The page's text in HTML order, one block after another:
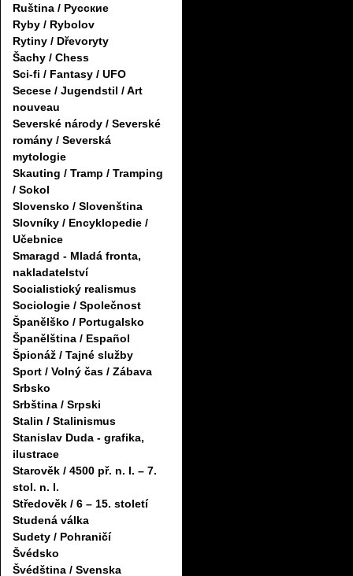
Ruština / Русские
Ryby / Rybolov
Rytiny / Dřevoryty
Šachy / Chess
Sci-fi / Fantasy / UFO
Secese / Jugendstil / Art
nouveau
Severské národy / Severské
romány / Severská
mytologie
Skauting / Tramp / Tramping
/ Sokol
Slovensko / Slovenština
Slovníky / Encyklopedie /
Učebnice
Smaragd - Mladá fronta,
nakladatelství
Socialistický realismus
Sociologie / Společnost
Španělško / Portugalsko
Španělština / Español
Špionáž / Tajné služby
Sport / Volný čas / Zábava
Srbsko
Srbština / Srpski
Stalin / Stalinismus
Stanislav Duda - grafika,
ilustrace
Starověk / 4500 př. n. l. – 7.
stol. n. l.
Středověk / 6 – 15. století
Studená válka
Sudety / Pohraničí
Švédsko
Švédština / Svenska